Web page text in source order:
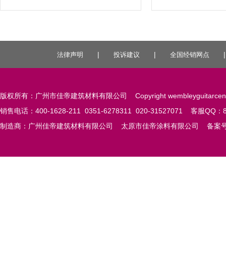
法律声明 | 投诉建议 | 全国经销网点
版权所有：广州市佳帝建筑材料有限公司 Copyright
销售电话：400-1628-211 0351-6278311 020-31527071 客服QQ
制造商：广州佳帝建筑材料有限公司 太原市佳帝涂料有限公司 备案